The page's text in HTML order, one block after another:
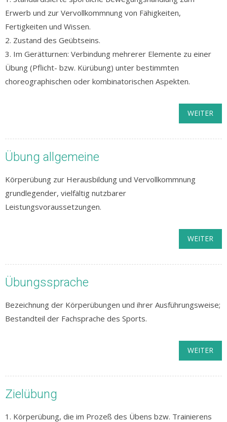
Erwerb und zur Vervollkommnung von Fähigkeiten,
Fertigkeiten und Wissen.
2. Zustand des Geübtseins.
3. Im Gerätturnen: Verbindung mehrerer Elemente zu einer
Übung (Pflicht- bzw. Kürübung) unter bestimmten
choreographischen oder kombinatorischen Aspekten.
WEITER
Übung allgemeine
Körperübung zur Herausbildung und Vervollkommnung
grundlegender, vielfältig nutzbarer
Leistungsvoraussetzungen.
WEITER
Übungssprache
Bezeichnung der Körperübungen und ihrer Ausführungsweise;
Bestandteil der Fachsprache des Sports.
WEITER
Zielübung
1. Körperübung, die im Prozeß des Übens bzw. Trainierens